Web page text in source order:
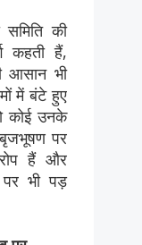
समिति की
कहती हैं,
आसान भी
में बंटे हुए
कोई उनके
पर
हैं और
भी पड़